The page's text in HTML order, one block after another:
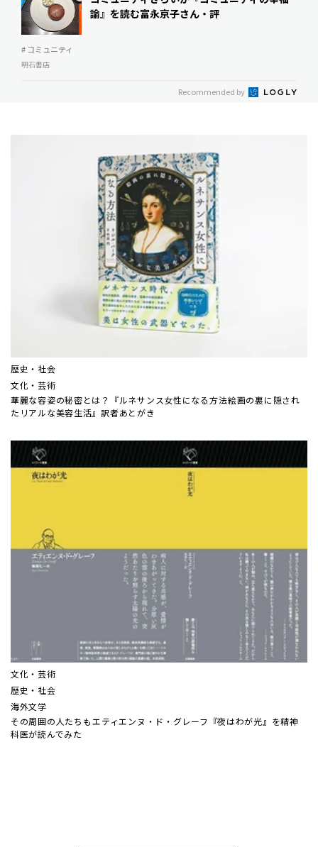
論』を読む――富永京子さん・評
# コミュニティ
明石書店
Recommended by
歴史・社会
文化・芸術
華麗な容姿の秘密とは？『ルネサンス女性になる方法――絵画の裏に隠され
たリアルな美容生活』訳者あとがき
文化・芸術
歴史・社会
海外文学
その周囲の人たちも――エティエンヌ・ド・グレーフ『夜はわが光』を精神
科医が読んでみた